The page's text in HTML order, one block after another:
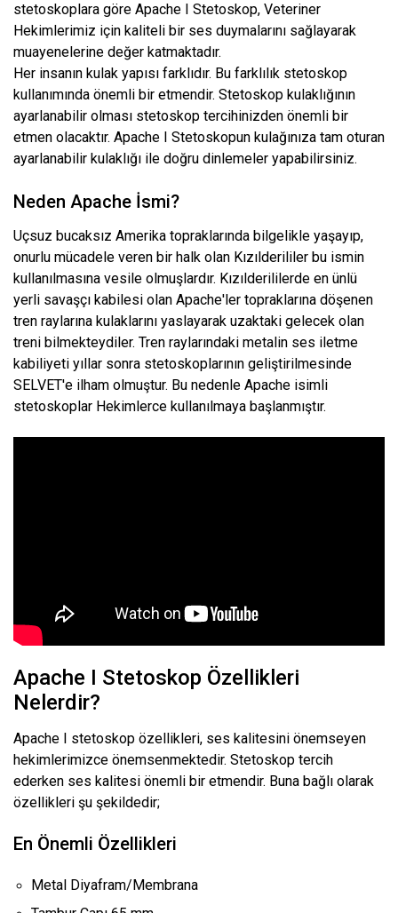
stetoskoplara göre Apache I Stetoskop, Veteriner
Hekimlerimiz için kaliteli bir ses duymalarını sağlayarak
muayenelerine değer katmaktadır.
Her insanın kulak yapısı farklıdır. Bu farklılık stetoskop
kullanımında önemli bir etmendir. Stetoskop kulaklığının
ayarlanabilir olması stetoskop tercihinizden önemli bir
etmen olacaktır. Apache I Stetoskopun kulağınıza tam oturan
ayarlanabilir kulaklığı ile doğru dinlemeler yapabilirsiniz.
Neden Apache İsmi?
Uçsuz bucaksız Amerika topraklarında bilgelikle yaşayıp,
onurlu mücadele veren bir halk olan Kızılderililer bu ismin
kullanılmasına vesile olmuşlardır. Kızılderililerde en ünlü
yerli savaşçı kabilesi olan Apache'ler topraklarına döşenen
tren raylarına kulaklarını yaslayarak uzaktaki gelecek olan
treni bilmekteydiler. Tren raylarındaki metalin ses iletme
kabiliyeti yıllar sonra stetoskoplarının geliştirilmesinde
SELVET'e ilham olmuştur. Bu nedenle Apache isimli
stetoskoplar Hekimlerce kullanılmaya başlanmıştır.
Apache I Stetoskop Özellikleri
Nelerdir?
Apache I stetoskop özellikleri, ses kalitesini önemseyen
hekimlerimizce önemsenmektedir. Stetoskop tercih
ederken ses kalitesi önemli bir etmendir. Buna bağlı olarak
özellikleri şu şekildedir;
En Önemli Özellikleri
Metal Diyafram/Membrana